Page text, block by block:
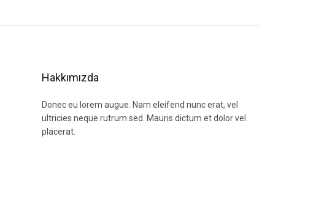
Hakkımızda
Donec eu lorem augue. Nam eleifend nunc erat, vel
ultricies neque rutrum sed. Mauris dictum et dolor vel
placerat.